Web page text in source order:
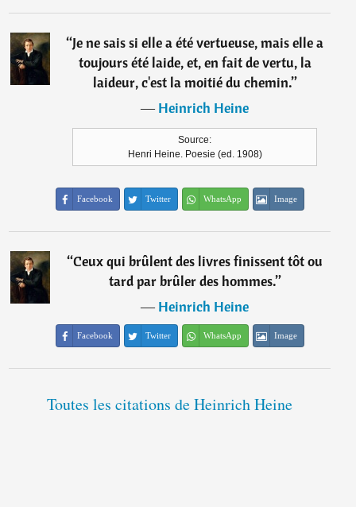
“Je ne sais si elle a été vertueuse, mais elle a
toujours été laide, et, en fait de vertu, la
laideur, c'est la moitié du chemin.”
―Heinrich Heine
Source:
Henri Heine. Poesie (ed. 1908)
Facebook Twitter WhatsApp Image
“Ceux qui brûlent des livres finissent tôt ou
tard par brûler des hommes.”
―Heinrich Heine
Facebook Twitter WhatsApp Image
Toutes les citations de Heinrich Heine